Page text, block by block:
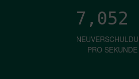
7,052
PRO SEKUNDE